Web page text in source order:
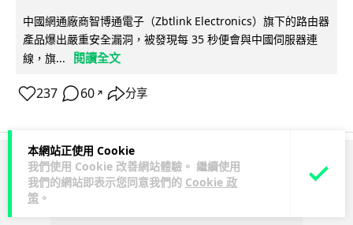
本網站正使用 Cookie
我們使用 Cookie 改善網站體驗。 繼續使用
我們的網站即表示您同意我們的 Cookie 政
策 。
中國網通廠商智博通電子（Zbtlink Electronics）旗下的路由器
產品爆出嚴重安全漏洞，被發現每 35 秒便會與中國伺服器連
線，旗...
閱讀全文
237 60 ↗ 分享
ADVERTISEMENT